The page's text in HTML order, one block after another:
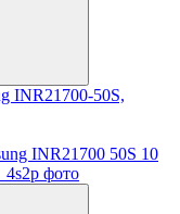
INR21700-50S,